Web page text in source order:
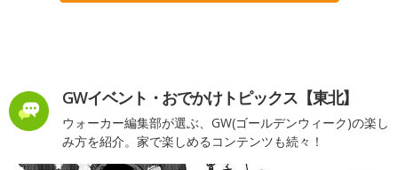
GWイベント・おでかけトピックス【東北】
ウォーカー編集部が選ぶ、GW(ゴールデンウィーク)の楽し
み方を紹介。家で楽しめるコンテンツも続々！